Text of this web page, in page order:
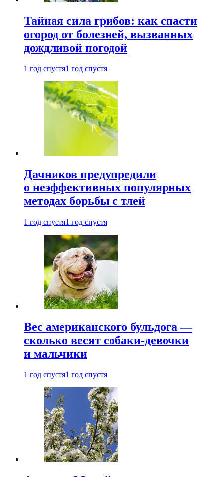
Тайная сила грибов: как спасти
огород от болезней, вызванных
дождливой погодой
1 год спустя1 год спустя
Дачников предупредили
о неэффективных популярных
методах борьбы с тлей
1 год спустя1 год спустя
Вес американского бульдога —
сколько весят собаки-девочки
и мальчики
1 год спустя1 год спустя